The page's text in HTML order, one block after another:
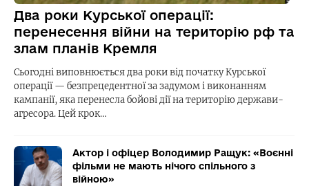
Два роки Курської операції:
перенесення війни на територію рф та
злам планів Кремля
Сьогодні виповнюється два роки від початку Курської
операції — безпрецедентної за задумом і виконанням
кампанії, яка перенесла бойові дії на територію держави-
агресора. Цей крок…
Актор і офіцер Володимир Ращук: «Воєнні
фільми не мають нічого спільного з
війною»